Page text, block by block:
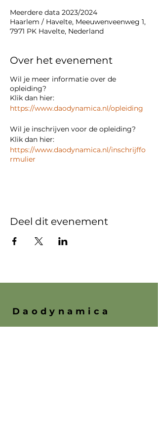
Meerdere data 2023/2024
Haarlem / Havelte, Meeuwenveenweg 1,
7971 PK Havelte, Nederland
Over het evenement
Wil je meer informatie over de
opleiding?
Klik dan hier:
https://www.daodynamica.nl/opleiding
Wil je inschrijven voor de opleiding?
Klik dan hier:
https://www.daodynamica.nl/inschrijffo
rmulier
Deel dit evenement
Daodynamica